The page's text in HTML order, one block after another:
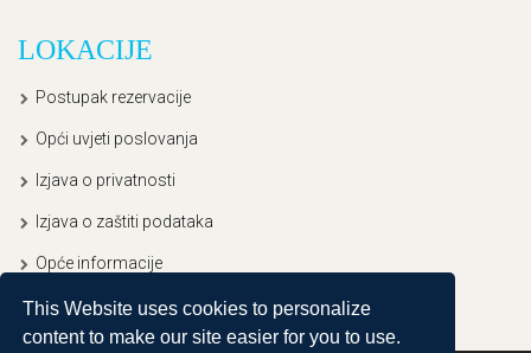
This Website uses cookies to personalize
content to make our site easier for you to use.
LOKACIJE
Postupak rezervacije
Opći uvjeti poslovanja
Izjava o privatnosti
Izjava o zaštiti podataka
Opće informacije